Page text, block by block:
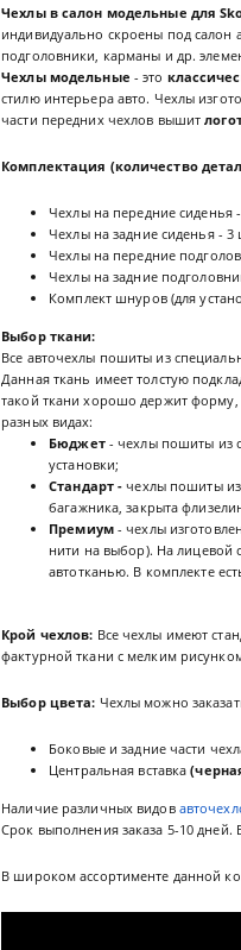
Чехлы в салон модельные для
индивидуально скроены под салон
подголовники, карманы и др.
Чехлы модельные - это
стилю интерьера авто. Чехлы
части передних чехлов вышит
Комплектация (количество
Чехлы на передние сиденья
Чехлы на задние сиденья - 3
Чехлы на передние
Чехлы на задние
Комплект шнуров (для
Выбор ткани:
Все авточехлы пошиты из
Данная ткань имеет толстую
такой ткани хорошо держит форму,
разных видах:
Бюджет- чехлы пошиты из
установки;
Стандарт -чехлы пошиты из
багажника, закрыта
Премиум- чехлы
нити на выбор). На лицевой
автотканью. В комплекте
Крой чехлов: Все чехлы имеют
фактурной ткани с мелким
Выбор цвета: Чехлы можно
Боковые и задние части
Центральная вставка
Наличие различных видов
Срок выполнения заказа 5-10 дней.
В широком ассортименте данной